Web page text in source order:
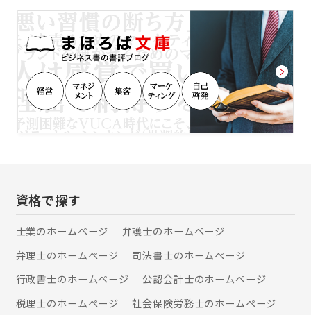
できる解決が得られるよう、事件に取
資格で探す
士業のホームぺージ
弁護士のホームぺージ
弁理士のホームぺージ
司法書士のホームぺージ
行政書士のホームぺージ
公認会計士のホームぺージ
税理士のホームぺージ
社会保険労務士のホームぺージ